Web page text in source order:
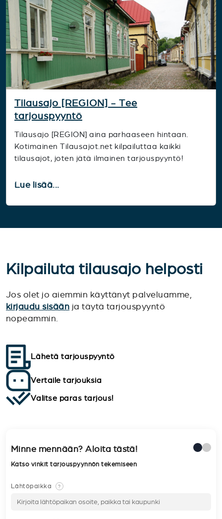
Tilausajo [REGION] - Tee
tarjouspyyntö
Tilausajo [REGION] aina parhaaseen hintaan.
Kotimainen Tilausajot.net kilpailuttaa kaikki
tilausajot, joten jätä ilmainen tarjouspyyntö!
Lue lisää...
Kilpailuta tilausajo helposti
Jos olet jo aiemmin käyttänyt palveluamme,
kirjaudu sisään ja täytä tarjouspyyntö
nopeammin.
Lähetä tarjouspyyntö
Vertaile tarjouksia
Valitse paras tarjous!
Minne mennään? Aloita tästä!
Katso vinkit tarjouspyynnön tekemiseen
Lähtöpaikka ?